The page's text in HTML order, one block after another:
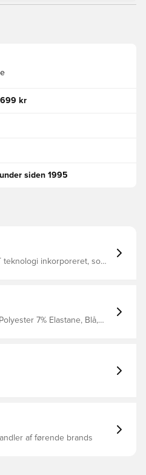
699 kr
siden 1995
teknologi inkorporeret, som
bevægelsesfrihed
i 83%
7% Elastane, Blå,
af førende brands